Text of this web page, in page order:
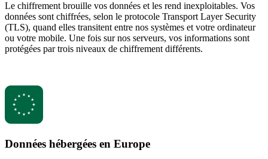
Le chiffrement brouille vos données et les rend inexploitables. Vos
données sont chiffrées, selon le protocole Transport Layer Security
(TLS), quand elles transitent entre nos systèmes et votre ordinateur
ou votre mobile. Une fois sur nos serveurs, vos informations sont
protégées par trois niveaux de chiffrement différents.
Données hébergées en Europe